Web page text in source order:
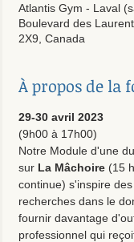
Atlantis Gym - Laval
Boulevard des
2X9, Canada
À propos de la
29-30 avril 2023
(9h00 à 17h00)
Notre Module d'une
sur La Mâchoire (15
continue) s'inspire
recherches dans le
fournir davantage
professionnel qui